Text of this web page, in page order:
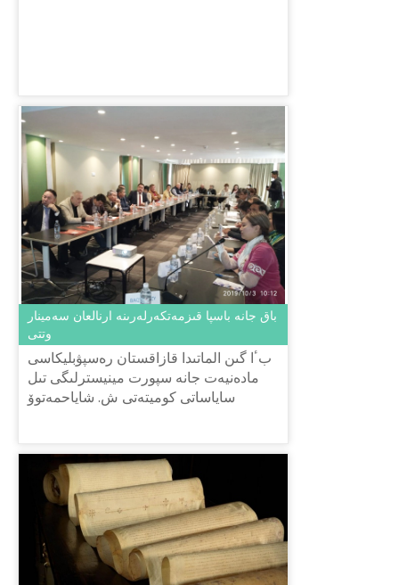
باق جانە باسپا قىزمەتكەرلەرىنە ارنالعان سەمينار
وتتى
بٴا گىن الماتىدا قازاقستان رەسپۋبليكاسى
مادەنيەت جانە سپورت مينيسترلىگى تىل
ساياساتى كوميتەتى ش. شاياحمەتوۆ